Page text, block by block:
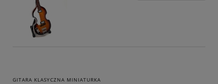
GITARA KLASYCZNA MINIATURKA